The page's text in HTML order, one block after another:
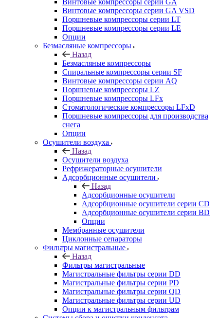
Винтовые компрессоры cерии GA
Винтовые компрессоры cерии GA VSD
Поршневые компрессоры серии LT
Поршневые компрессоры серии LE
Опции
Безмасляные компрессоры
Назад
Безмасляные компрессоры
Спиральные компрессоры серии SF
Винтовые компрессоры серии AQ
Поршневые компрессоры LZ
Поршневые компрессоры LFx
Стоматологические компрессоры LFxD
Поршневые компрессоры для производства
снега
Опции
Осушители воздуха
Назад
Осушители воздуха
Рефрижераторные осушители
Адсорбционные осушители
Назад
Адсорбционные осушители
Адсорбционные осушители серии CD
Адсорбционные осушители серии BD
Опции
Мембранные осушители
Циклонные сепараторы
Фильтры магистральные
Назад
Фильтры магистральные
Магистральные фильтры серии DD
Магистральные фильтры серии PD
Магистральные фильтры серии QD
Магистральные фильтры серии UD
Опции к магистральным фильтрам